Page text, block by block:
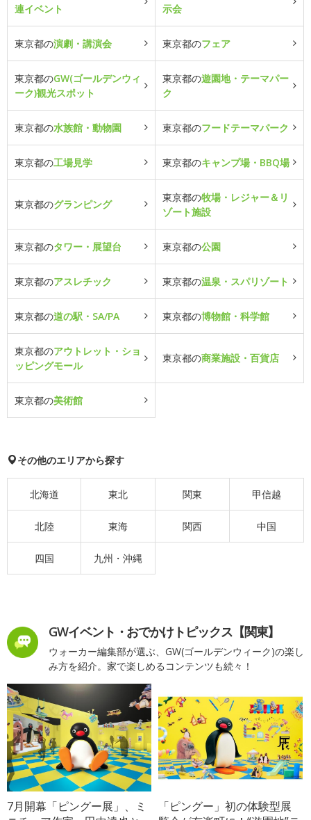
連イベント
示会
東京都の演劇・講演会 東京都のフェア
東京都のGW(ゴールデンウィ
ーク)観光スポット
東京都の遊園地・テーマパー
ク
東京都の水族館・動物園 東京都のフードテーマパーク
東京都の工場見学 東京都のキャンプ場・BBQ場
東京都のグランピング
東京都の牧場・レジャー＆リ
ゾート施設
東京都のタワー・展望台 東京都の公園
東京都のアスレチック 東京都の温泉・スパリゾート
東京都の道の駅・SA/PA 東京都の博物館・科学館
東京都のアウトレット・ショ
ッピングモール
東京都の商業施設・百貨店
東京都の美術館
その他のエリアから探す
北海道 東北 関東 甲信越
北陸 東海 関西 中国
四国 九州・沖縄
GWイベント・おでかけトピックス【関東】
ウォーカー編集部が選ぶ、GW(ゴールデンウィーク)の楽し
み方を紹介。家で楽しめるコンテンツも続々！
7月開幕「ピングー展」、ミ
「ピングー」初の体験型展